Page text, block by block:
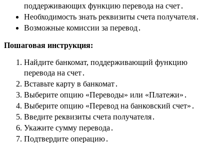
поддерживающих функцию перевода на счет․
Необходимость знать реквизиты счета получателя․
Возможные комиссии за перевод․
Пошаговая инструкция:
Найдите банкомат, поддерживающий функцию
перевода на счет․
Вставьте карту в банкомат․
Выберите опцию «Переводы» или «Платежи»․
Выберите опцию «Перевод на банковский счет»․
Введите реквизиты счета получателя․
Укажите сумму перевода․
Подтвердите операцию․